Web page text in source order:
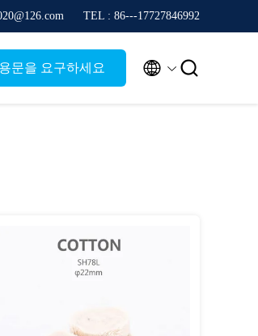
TEL : 86---17727846992
문을 요구하세요  